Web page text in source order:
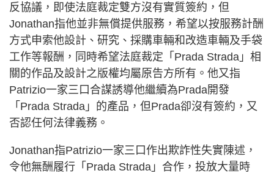
反協議，即使法庭裁定雙方沒有實質簽約，但
Jonathan指他並非無償提供服務，希望以按服務計酬
方式申索他設計、研究、採購車輛和改造車輛及手袋
工作等報酬，同時希望法庭裁定「Prada Strada」相
關的作品及設計之版權均屬原告方所有。他又指
Patrizio一家三口合謀誘導他繼續為Prada開發
「Prada Strada」的產品，但Prada卻沒有簽約，又
否認任何法律義務。
Jonathan指Patrizio一家三口作出欺詐性失實陳述，
令他無酬履行「Prada Strada」合作，投放大量時